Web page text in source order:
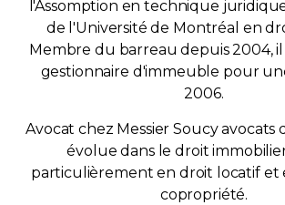
l'Assomption en technique
de l'Université de Montréal en
Membre du barreau depuis 2004,
gestionnaire d'immeuble pour
2006.
Avocat chez Messier Soucy avocats
évolue dans le droit
particulièrement en droit locatif et
copropriété.